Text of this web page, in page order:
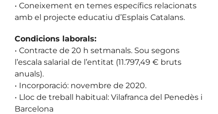
• Coneixement en temes específics relacionats
amb el projecte educatiu d’Esplais Catalans.
Condicions laborals:
• Contracte de 20 h setmanals. Sou segons
l’escala salarial de l’entitat (11.797,49 € bruts
anuals).
• Incorporació: novembre de 2020.
• Lloc de treball habitual: Vilafranca del Penedès i
Barcelona